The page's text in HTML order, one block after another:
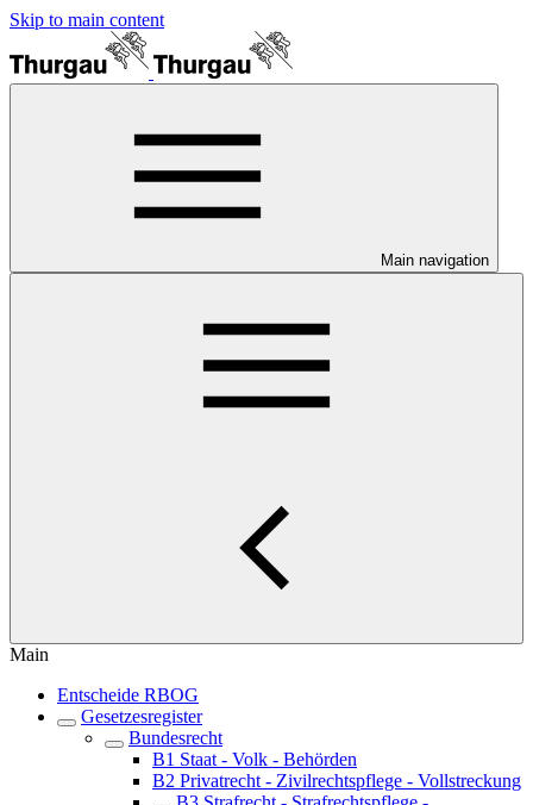
Skip to main content
Main navigation
Main
Entscheide RBOG
Gesetzesregister
Bundesrecht
B1 Staat - Volk - Behörden
B2 Privatrecht - Zivilrechtspflege - Vollstreckung